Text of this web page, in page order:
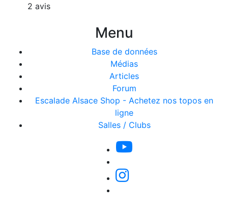
2 avis
Menu
Base de données
Médias
Articles
Forum
Escalade Alsace Shop - Achetez nos topos en
ligne
Salles / Clubs